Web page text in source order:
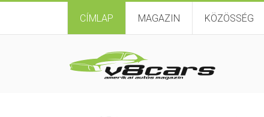
CÍMLAP MAGAZIN KÖZÖSSÉG